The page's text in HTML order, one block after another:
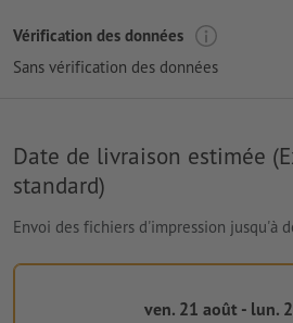
Vérification des données
Sans vérification des données
Date de livraison estimée
standard)
Envoi des fichiers d'impression jusqu'à
ven. 21 août - lun.